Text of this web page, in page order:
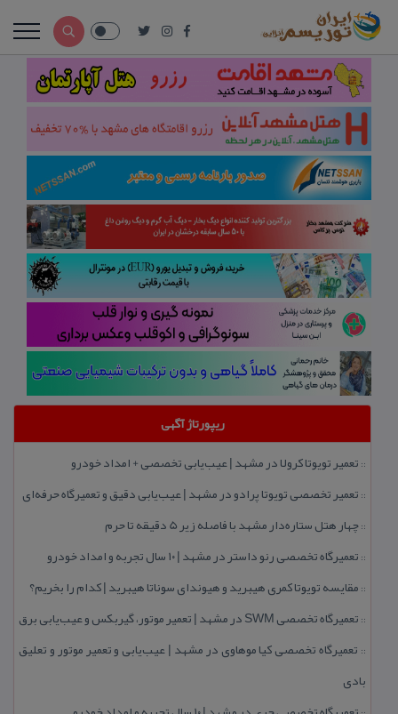
ریپورتاژ آگهی
:: تعمیر تویوتا كرولا در مشهد | عیب‌یابی تخصصی + امداد خودرو
:: تعمیر تخصصی تویوتا پرادو در مشهد | عیب‌یابی دقیق و تعمیرگاه حرفه‌ای
::چهار هتل‌ ستاره‌دار مشهد با فاصله زیر 5 دقیقه تا حرم
:: تعمیرگاه تخصصی رنو داستر در مشهد | ۱۰ سال تجربه و امداد خودرو
:: مقایسه تویوتا كمری هیبرید و هیوندای سوناتا هیبرید | كدام را بخریم؟
:: تعمیرگاه تخصصی SWM در مشهد | تعمیر موتور، گیربكس و عیب‌یابی برق
:: تعمیرگاه تخصصی كیا موهاوی در مشهد | عیب‌یابی و تعمیر موتور و تعلیق
بادی